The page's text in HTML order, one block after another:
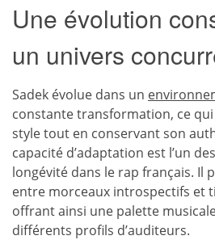
Une évolution
un univers
Sadek évolue dans un
constante transformation, ce qui
style tout en conservant son
capacité d’adaptation est l’un
longévité dans le rap français. Il
entre morceaux introspectifs et
offrant ainsi une palette
différents profils d’auditeurs.